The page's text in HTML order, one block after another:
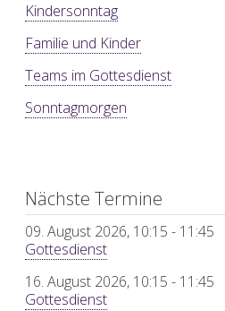
Kindersonntag
Familie und Kinder
Teams im Gottesdienst
Sonntagmorgen
Nächste Termine
09. August 2026, 10:15 - 11:45
Gottesdienst
16. August 2026, 10:15 - 11:45
Gottesdienst